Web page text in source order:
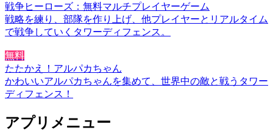
戦争ヒーローズ：無料マルチプレイヤーゲーム
戦略を練り、部隊を作り上げ、他プレイヤーとリアルタイム
で戦争していくタワーディフェンス。
無料
たたかえ！アルパカちゃん
かわいいアルパカちゃんを集めて、世界中の敵と戦うタワー
ディフェンス！
アプリメニュー